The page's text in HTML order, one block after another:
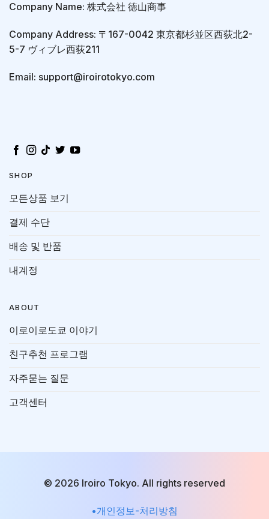
Company Name: 株式会社 徳山商事
Company Address: 〒167-0042 東京都杉並区西荻北2-
5-7 ヴィブレ西荻211
Email: support@iroirotokyo.com
SHOP
모든상품 보기
결제 수단
배송 및 반품
내계정
ABOUT
이로이로도쿄 이야기
친구추천 프로그램
자주묻는 질문
고객센터
© 2026 Iroiro Tokyo. All rights reserved
•개인정보-처리방침